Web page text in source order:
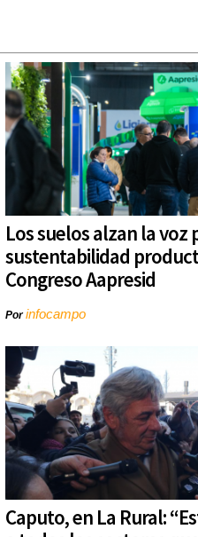
Los suelos alzan la voz
sustentabilidad
Congreso Aapresid
Porinfocampo
Caputo, en La Rural: